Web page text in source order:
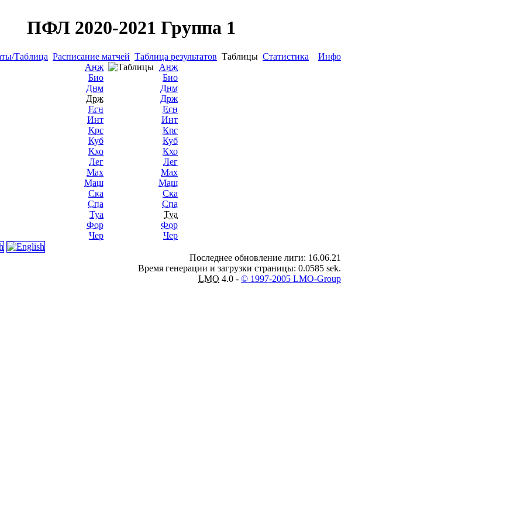
ПФЛ 2020-2021 Группа 1
Таблица Расписание матчей Таблица результатов Таблицы Статистика
Инфо
Анж
Био
Днм
Држ
Есн
Инт
Крс
Куб
Кхо
Лег
Мах
Маш
Ска
Спа
Туа
Фор
Чер
Анж
Био
Днм
Држ
Есн
Инт
Крс
Куб
Кхо
Лег
Мах
Маш
Ска
Спа
Туа
Фор
Чер
Последнее обновление лиги: 16.06.21
Время генерации и загрузки страницы: 0.0585 sek.
LMO 4.0 - © 1997-2005 LMO-Group